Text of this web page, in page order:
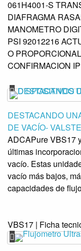
061H4001-S
DIAFRAGMA
MANOMETRO
PSI 92012216
O
CONFIRMACION
DESTACANDO
DE VACÍO-
ADCAPure VBS17
últimas
vacío. Estas
vacío más bajos,
VB17
VBS17 | Ficha